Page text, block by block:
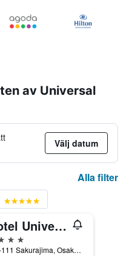
av Universal
Välj datum
Alla filter
Hotel Universal Port
1-1-111 Sakurajima, Osaka, Japan